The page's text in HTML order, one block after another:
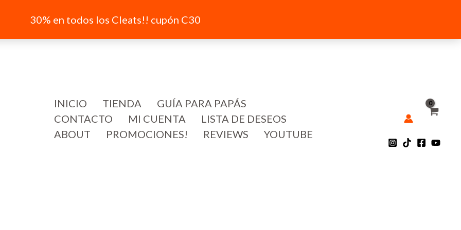
30% en todos los Cleats!! cupón C30
INICIO
TIENDA
GUÍA PARA PAPÁS
CONTACTO
MI CUENTA
LISTA DE DESEOS
ABOUT
PROMOCIONES! REVIEWS YOUTUBE